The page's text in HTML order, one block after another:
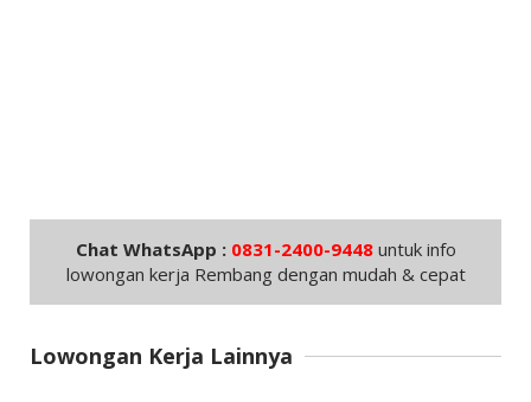
Chat WhatsApp : 0831-2400-9448 untuk info
lowongan kerja Rembang dengan mudah & cepat
Lowongan Kerja Lainnya